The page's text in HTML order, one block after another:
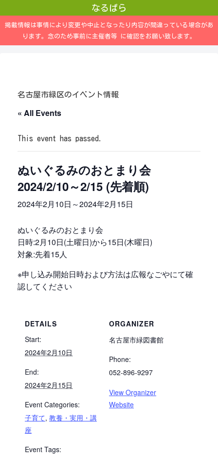
なるぱら
掲載情報は事情により変更や中止となったり内容が間違っている場合があ
ります。念のため事前に主催者等 に確認をお願い致します。
名古屋市緑区のイベント情報
« All Events
This event has passed.
ぬいぐるみのおとまり会
2024/2/10～2/15 (先着順)
2024年2月10日 ～2024年2月15日
ぬいぐるみのおとまり会
日時:2月10日(土曜日)から15日(木曜日)
対象:先着15人
※申し込み開始日時および方法は広報なごやにて確
認してください
DETAILS
Start:
2024年2月10日
End:
2024年2月15日
Event Categories:
子育て, 教養・実用・講
座
Event Tags:
ORGANIZER
名古屋市緑図書館
Phone:
052-896-9297
View Organizer
Website